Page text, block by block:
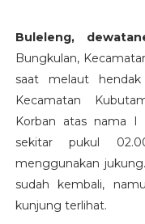
Buleleng,
Bungkulan,
saat melaut
Kecamatan
Korban atas nama I
sekitar pukul
menggunakan
sudah kembali,
kunjung terlihat.